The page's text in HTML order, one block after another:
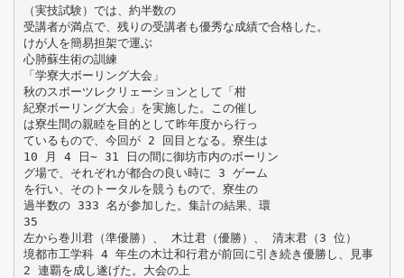
（実技試験）では、約半数の
受講者が満点で、残りの受講者も優秀な成績で合格した。
けが人を簡易担架で運ぶ
心肺蘇生術の訓練
「学寮大ボーリング大会」
秋のスポーツレクリェーションとして「柑
紀寮ボーリング大会」を実施した。この催し
は寮生間の親睦を目的として昨年度から行っ
ているもので、今回が 2 回目となる。寮生は
10 月 4 日∼ 31 日の間に御坊市内のボーリン
グ場で、それぞれが都合の良い時に 3 ゲーム
を行い、そのトータルを競うもので、寮生の
過半数の 333 名が参加した。集計の結果、環
35
左から巻川君（準優勝）、 木辻君（優勝）、 清末君（3 位）
境都市工学科 4 年生の木辻和行君が前回に引き続き優勝し、見事
2 連覇を成し遂げた。大会の上